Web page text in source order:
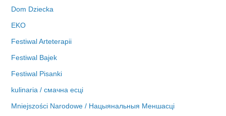
Dom Dziecka
EKO
Festiwal Arteterapii
Festiwal Bajek
Festiwal Pisanki
kulinaria / смачна есці
Mniejszości Narodowe / Нацыянальныя Меншасці